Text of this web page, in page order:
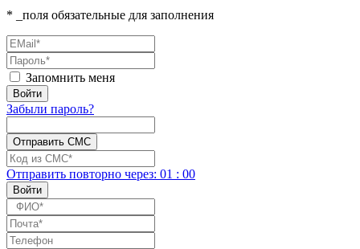
* _поля обязательные для заполнения
Запомнить меня
Забыли пароль?
Отправить повторно через: 01 : 00